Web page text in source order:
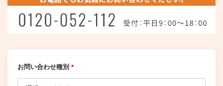
お問い合わせ種別 *